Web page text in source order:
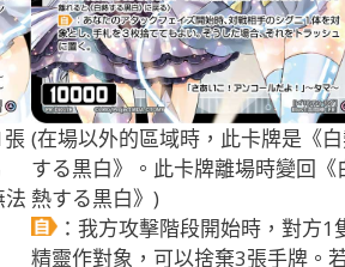
法
(在場以外的區域時，此卡牌是《
する黒白》。此卡牌離場時變回《
熱する黒白》)
：我方攻擊階段開始時，對方1
精靈作對象，可以捨棄3張手牌。